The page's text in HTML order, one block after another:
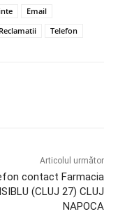
Email
Reclamatii Telefon
Articolul următor
contact Farmacia
(CLUJ 27) CLUJ
NAPOCA